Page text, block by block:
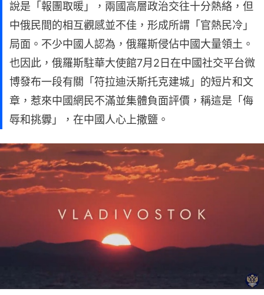
說是「報團取暖」，兩國高層政治交往十分熱絡，但
中俄民間的相互觀感並不佳，形成所謂「官熱民冷」
局面。不少中國人認為，俄羅斯侵佔中國大量領土。
也因此，俄羅斯駐華大使館7月2日在中國社交平台微
博發布一段有關「符拉迪沃斯托克建城」的短片和文
章，惹來中國網民不滿並集體負面評價，稱這是「侮
辱和挑釁」，在中國人心上撒鹽。